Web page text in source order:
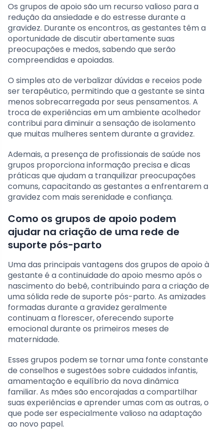
Os grupos de apoio são um recurso valioso para a
redução da ansiedade e do estresse durante a
gravidez. Durante os encontros, as gestantes têm a
oportunidade de discutir abertamente suas
preocupações e medos, sabendo que serão
compreendidas e apoiadas.
O simples ato de verbalizar dúvidas e receios pode
ser terapêutico, permitindo que a gestante se sinta
menos sobrecarregada por seus pensamentos. A
troca de experiências em um ambiente acolhedor
contribui para diminuir a sensação de isolamento
que muitas mulheres sentem durante a gravidez.
Ademais, a presença de profissionais de saúde nos
grupos proporciona informação precisa e dicas
práticas que ajudam a tranquilizar preocupações
comuns, capacitando as gestantes a enfrentarem a
gravidez com mais serenidade e confiança.
Como os grupos de apoio podem
ajudar na criação de uma rede de
suporte pós-parto
Uma das principais vantagens dos grupos de apoio à
gestante é a continuidade do apoio mesmo após o
nascimento do bebê, contribuindo para a criação de
uma sólida rede de suporte pós-parto. As amizades
formadas durante a gravidez geralmente
continuam a florescer, oferecendo suporte
emocional durante os primeiros meses de
maternidade.
Esses grupos podem se tornar uma fonte constante
de conselhos e sugestões sobre cuidados infantis,
amamentação e equilíbrio da nova dinâmica
familiar. As mães são encorajadas a compartilhar
suas experiências e aprender umas com as outras, o
que pode ser especialmente valioso na adaptação
ao novo papel.